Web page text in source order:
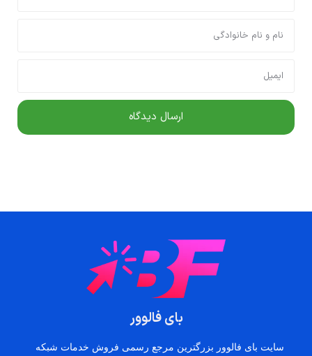
بای فالوور
سایت بای فالوور بزرگترین مرجع رسمی فروش خدمات شبکه